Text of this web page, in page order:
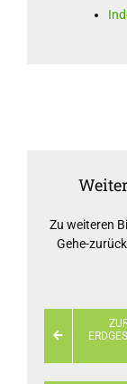
Zu weiteren
Gehe-